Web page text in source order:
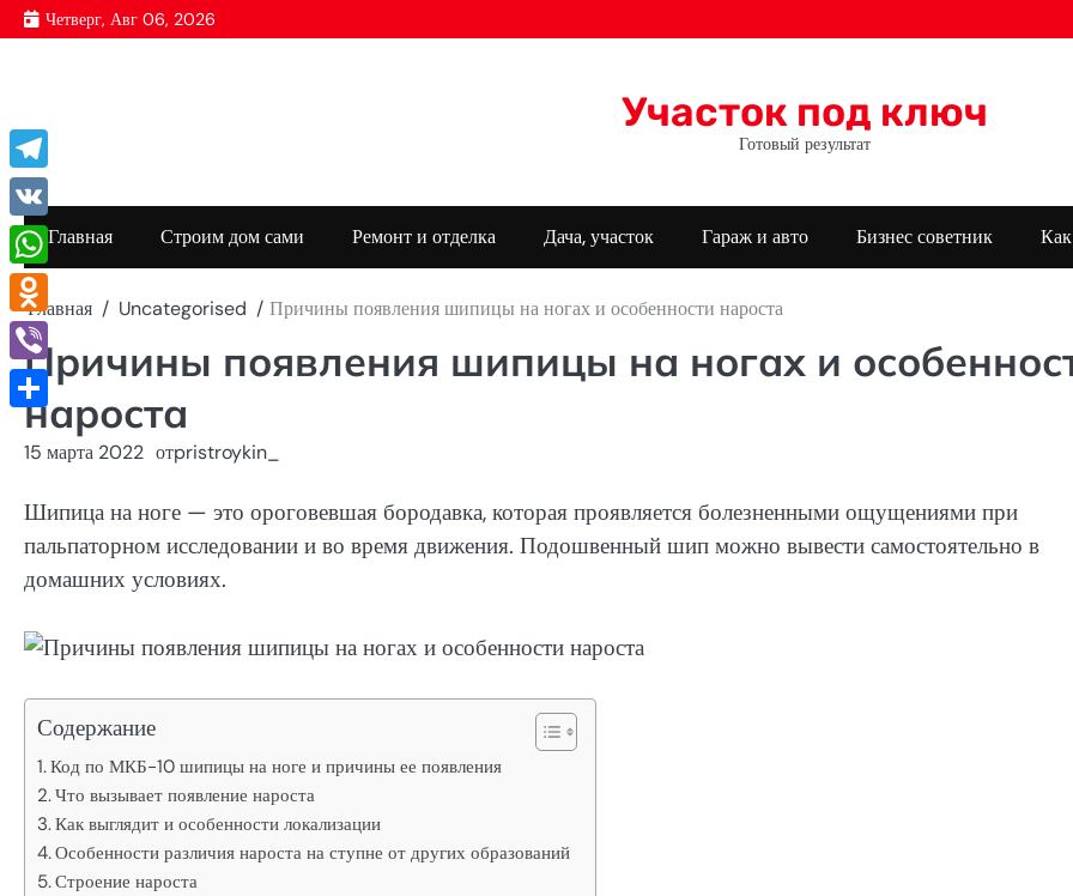
Перейти
к
Четверг, Авг 06, 2026
Участок под ключ
Готовый результат
Главная Строим дом сами Ремонт и отделка Дача, участок Гараж и авто Бизнес советник
Главная Uncategorised Причины появления шипицы на ногах и особенности нароста
Причины появления шипицы на ногах и
нароста
15 марта 2022 отpristroykin_
Шипица на ноге — это ороговевшая бородавка, которая проявляется болезненными ощущениями при
пальпаторном исследовании и во время движения. Подошвенный шип можно вывести самостоятельно в
домашних условиях.
Содержание
Код по МКБ-10 шипицы на ноге и причины ее появления
Что вызывает появление нароста
Как выглядит и особенности локализации
Особенности различия нароста на ступне от других образований
Строение нароста
Telegram
VK
WhatsApp
Odnoklassniki
Viber
Отправить